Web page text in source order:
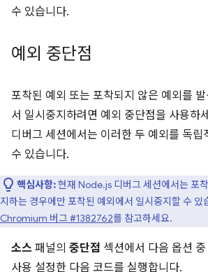
수 있습니다.
예외 중단점
포착된 예외 또는 포착되지 않은 예외를 발
서 일시중지하려면 예외 중단점을 사용하
디버그 세션에서는 이러한 두 예외를 독립
수 있습니다.
핵심사항:현재 Node.js 디버그 세션에서는 포
지하는 경우에만 포착된 예외에서 일시중지할 수 있
Chromium 버그 #1382762를 참고하세요.
소스 패널의 중단점 섹션에서 다음 옵션
사용 설정한 다음 코드를 실행합니다.